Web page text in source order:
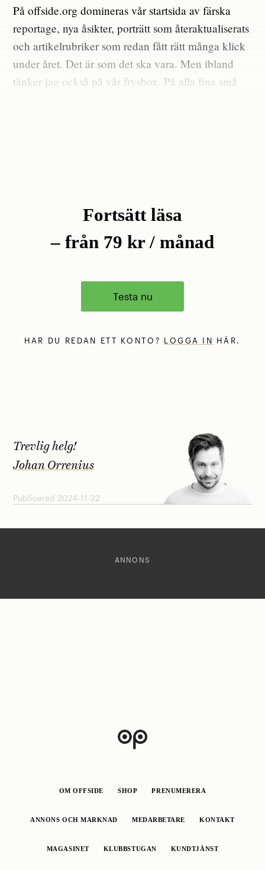
På offside.org domineras vår startsida av färska
reportage, nya åsikter, porträtt som återaktualiserats
och artikelrubriker som redan fått rätt många klick
under året. Det är som det ska vara. Men ibland
tänker jag också på vår frysbox. På alla fina små
Fortsätt läsa
– från 79 kr / månad
Testa nu
HAR DU REDAN ETT KONTO? LOGGA IN HÄR.
Trevlig helg!
Johan Orrenius
Publicerad 2024-11-22
ANNONS
OM OFFSIDE SHOP PRENUMERERA
ANNONS OCH MARKNAD MEDARBETARE KONTAKT
MAGASINET KLUBBSTUGAN KUNDTJÄNST